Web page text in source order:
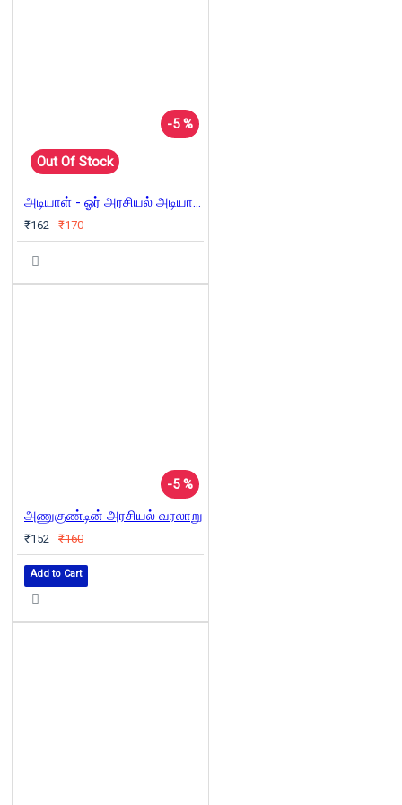
-5 %
Out Of Stock
அடியாள் - ஓர் அரசியல் அடியாளின் வாக்குமூலம்
₹162 ₹170
-5 %
அணுகுண்டின் அரசியல் வரலாறு
₹152 ₹160
Add to Cart